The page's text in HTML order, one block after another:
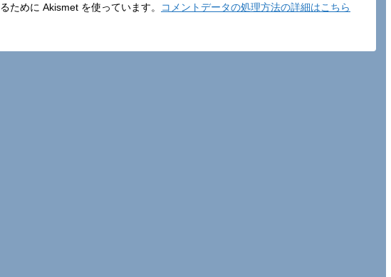
ために Akismet を使っています。
コメントデータの処理方法の詳細はこちら